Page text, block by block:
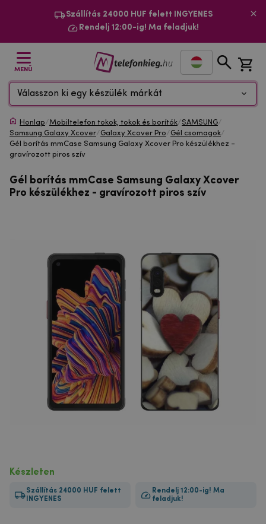
Szállítás 24000 HUF felett INGYENES
Rendelj 12:00-ig! Ma feladjuk!
MENÜ
Válasszon ki egy készülék márkát
Honlap/Mobiltelefon tokok, tokok és borítók/SAMSUNG/
Samsung Galaxy Xcover/Galaxy Xcover Pro/Gél csomagok/
Gél borítás mmCase Samsung Galaxy Xcover Pro készülékhez -
gravírozott piros szív
Gél borítás mmCase Samsung Galaxy Xcover
Pro készülékhez - gravírozott piros szív
Készleten
Szállítás 24000 HUF felett
INGYENES
Rendelj 12:00-ig! Ma
feladjuk!